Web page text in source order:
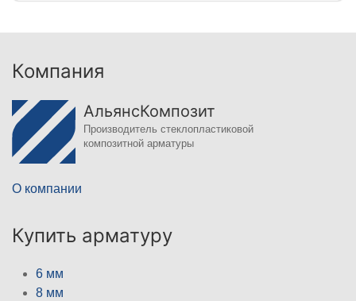
Компания
АльянсКомпозит
Производитель стеклопластиковой
композитной арматуры
О компании
Купить арматуру
6 мм
8 мм